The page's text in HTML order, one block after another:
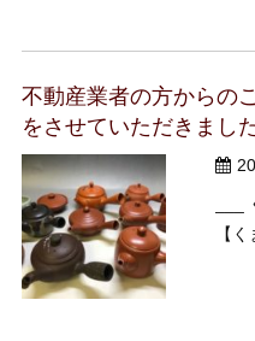
不動産業者の方からの
をさせていただきまし
___
【
の
て